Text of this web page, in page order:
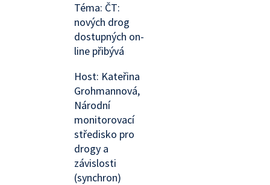
Téma: ČT:
nových drog
dostupných on-
line přibývá
Host: Kateřina
Grohmannová,
Národní
monitorovací
středisko pro
drogy a
závislosti
(synchron)